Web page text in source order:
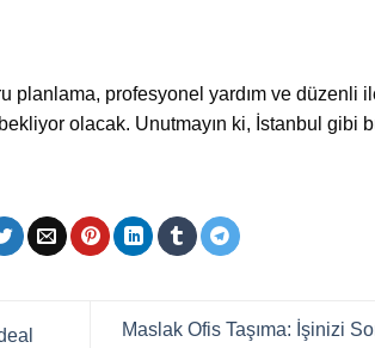
planlama, profesyonel yardım ve
olacak. Unutmayın ki, İstanbul gibi
Maslak Ofis Taşıma: İşinizi